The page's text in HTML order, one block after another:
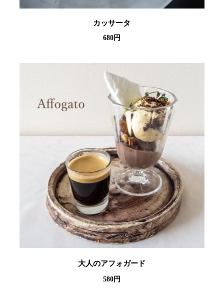
カッサータ
680円
大人のアフォガード
580円